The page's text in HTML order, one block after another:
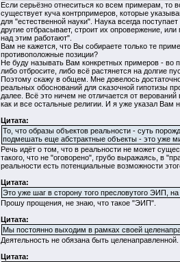
Если серьёзно отнеситься ко всем примерам, то
существует куча контрпримеров, которые
для "естественной науки". Наука всегда
другие отбрасывает, строит их опровержение,
над этим работают".
Вам не кажется, что Вы собираете только те
противоположные позиции?
Не буду называть Вам конкретных примеров - во
либо отбросите, либо всё растянется на долгие
Поэтому скажу в общем. Мне довелось
реальных обоснований для сказочной гипотизы
далее. Всё это ничем не отличается от
как и все остальные религии. И я уже указал Вам
Цитата:
То, что образы объектов реальности - суть
подмешать еще абстрактные объекты - это уже
Речь идёт о том, что в реальности не может
такого, что не "оговорено", грубо выражаясь, в
реальности есть потенциальные возможности
Цитата:
Это уже шаг в сторону того пресловутого ЭИП, на
Прошу прощения, не знаю, что такое "ЭИП".
Цитата:
Мы постоянно выходим в рамках своей
Деятельность не обязана быть целенаправленной.
Цитата: